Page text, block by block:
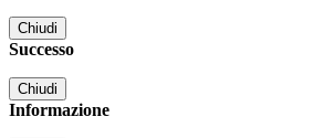
Chiudi
Successo
Chiudi
Informazione